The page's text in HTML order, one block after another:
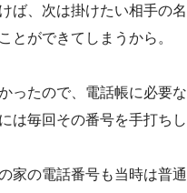
ば、次は掛けたい相手の名
とができてしまうから。
ったので、電話帳に必要な
は毎回その番号を手打ちし
家の電話番号も当時は普通